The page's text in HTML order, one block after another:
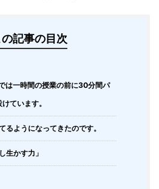
の記事の目次
は一時間の授業の前に30分間パ
ています。
るようになってきたのです。
生かす力」